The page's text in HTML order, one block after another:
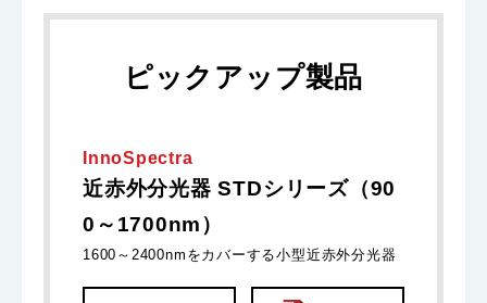
ピックアップ製品
InnoSpectra
近赤外分光器 STDシリーズ（90
0～1700nm）
1600～2400nmをカバーする小型近赤外分光器